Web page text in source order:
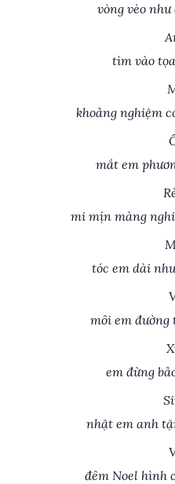
vòng vèo
tìm vào
khoảng nghiệm
mắt em
mi mịn màng
tóc em dài
môi em đường
em đừng
nhật em anh
đêm Noel hình